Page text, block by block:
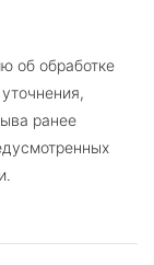
об обработке
ранее